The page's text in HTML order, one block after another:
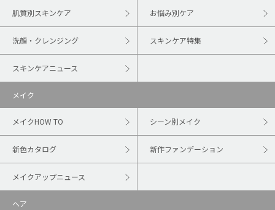
肌質別スキンケア お悩み別ケア
洗顔・クレンジング スキンケア特集
スキンケアニュース
メイク
メイクHOW TO シーン別メイク
新色カタログ 新作ファンデーション
メイクアップニュース
ヘア